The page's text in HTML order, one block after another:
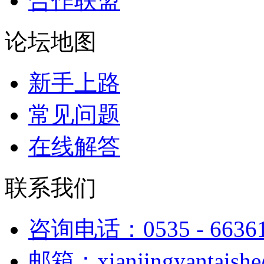
论坛地图
新手上路
常见问题
在线解答
联系我们
咨询电话：0535 -